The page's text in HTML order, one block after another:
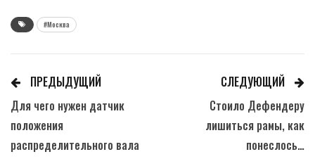
#Москва
ПРЕДЫДУЩИЙ
Для чего нужен датчик
положения
распределительного вала
СЛЕДУЮЩИЙ
Стоило Дефендеру
лишиться рамы, как
понеслось…